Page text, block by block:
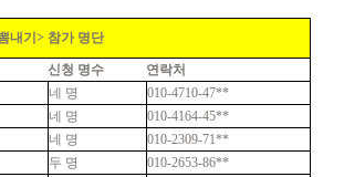
내기> 참가 명단
신청 명수
연락처
네 명
010-4710-47**
네 명
010-4164-45**
네 명
010-2309-71**
두 명
010-2653-86**